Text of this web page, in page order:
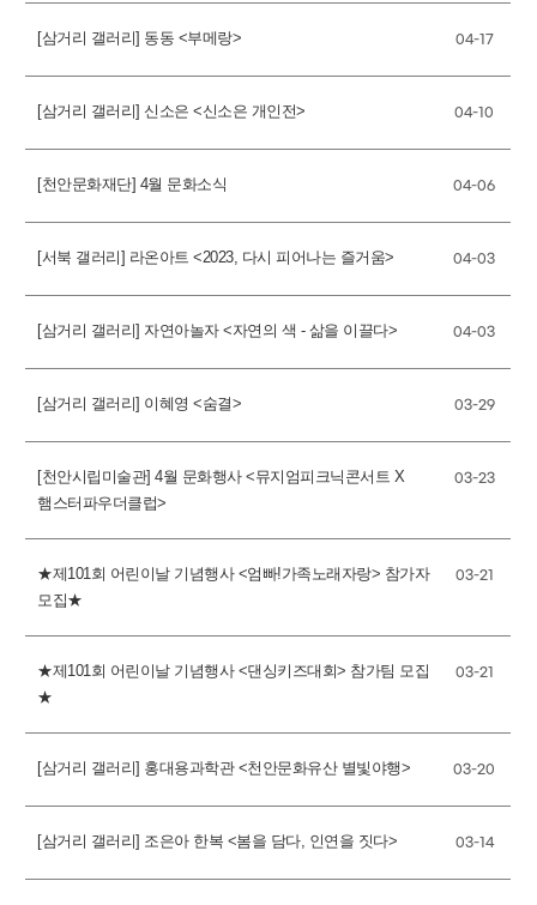
[삼거리 갤러리] 동동 <부메랑> 04-17
[삼거리 갤러리] 신소은 <신소은 개인전> 04-10
[천안문화재단] 4월 문화소식 04-06
[서북 갤러리] 라온아트 <2023, 다시 피어나는 즐거움> 04-03
[삼거리 갤러리] 자연아놀자 <자연의 색 - 삶을 이끌다> 04-03
[삼거리 갤러리] 이혜영 <숨결> 03-29
[천안시립미술관] 4월 문화행사 <뮤지엄피크닉콘서트 X
햄스터파우더클럽>
03-23
★제101회 어린이날 기념행사 <엄빠!가족노래자랑> 참가자
모집★
03-21
★제101회 어린이날 기념행사 <댄싱키즈대회> 참가팀 모집
★
03-21
[삼거리 갤러리] 홍대용과학관 <천안문화유산 별빛야행> 03-20
[삼거리 갤러리] 조은아 한복 <봄을 담다, 인연을 짓다> 03-14